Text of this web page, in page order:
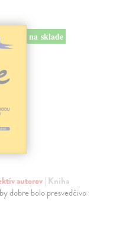
na sklade
autorov| Kniha
dobre bolo presvedčivo